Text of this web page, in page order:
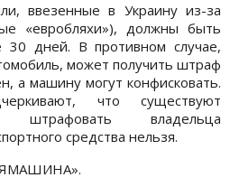
ввезенные в Украину из-за
«евробляхи»), должны быть
30 дней. В противном случае,
может получить штраф
а машину могут конфисковать.
что существуют
штрафовать владельца
средства нельзя.